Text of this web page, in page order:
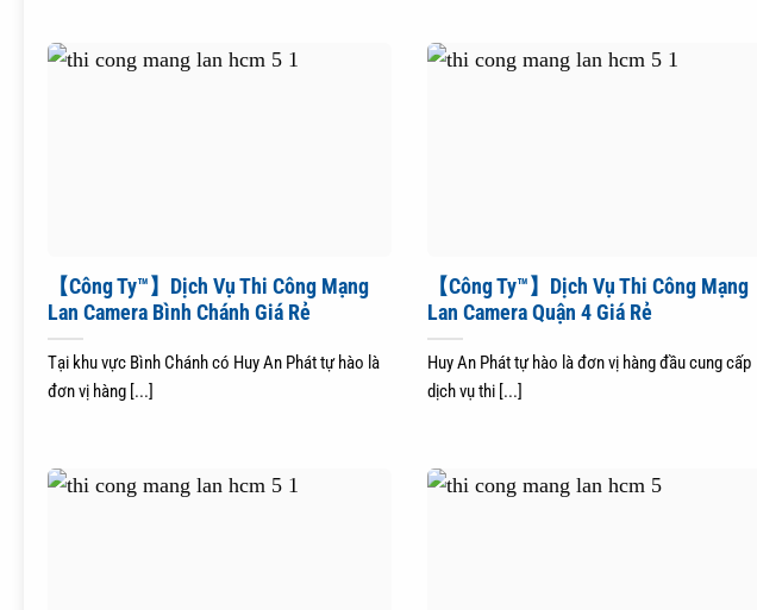
【Công Ty™】Dịch Vụ Thi Công Mạng
Lan Camera Bình Chánh Giá Rẻ
Tại khu vực Bình Chánh có Huy An Phát tự hào là
đơn vị hàng [...]
【Công Ty™】Dịch Vụ Thi Công Mạng
Lan Camera Quận 4 Giá Rẻ
Huy An Phát tự hào là đơn vị hàng đầu cung cấp
dịch vụ thi [...]